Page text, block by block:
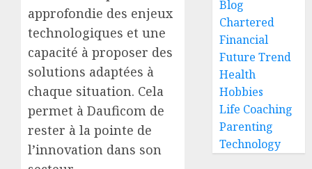
approfondie des enjeux
technologiques et une
capacité à proposer des
solutions adaptées à
chaque situation. Cela
permet à Dauficom de
rester à la pointe de
l’innovation dans son
Blog
Chartered
Financial
Future Trend
Health
Hobbies
Life Coaching
Parenting
Technology